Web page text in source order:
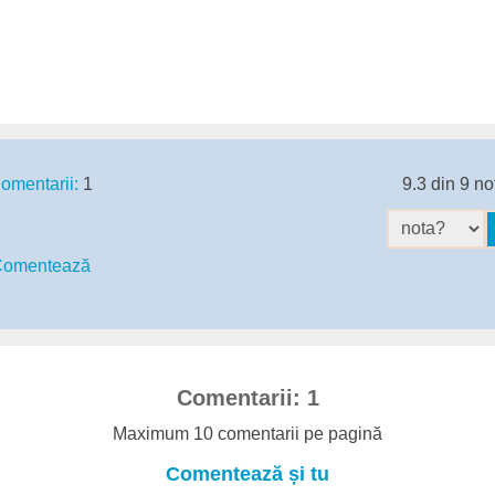
1 9.3 din 9
Comentarii: 1
Maximum 10 comentarii pe pagină
Comentează și tu